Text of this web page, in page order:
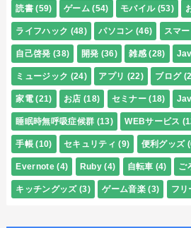
読書 (59) ゲーム (54) モバイル (53)
ライフハック (48) パソコン (46) スマ
自己啓発 (38) 開発 (36) 雑感 (28)
ミュージック (24) アプリ (22) ブログ
家電 (21) お店 (18) セミナー (18)
睡眠時無呼吸症候群 (13) WEBサービス
手帳 (10) セキュリティ (9) 便利グッズ
Evernote (4) Ruby (4) 自転車 (4) ご
キッチングッズ (3) ゲーム音楽 (3) フリ